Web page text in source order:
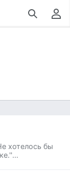
Найти Пользовательское меню
хотелось бы